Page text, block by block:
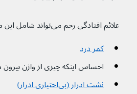
علائم افتادگی رحم می‌تواند شامل این موارد باشد:
کمر درد
احساس اینکه چیزی از واژن بیرون
نشت ادرار (بی‌اختیاری ادرار)